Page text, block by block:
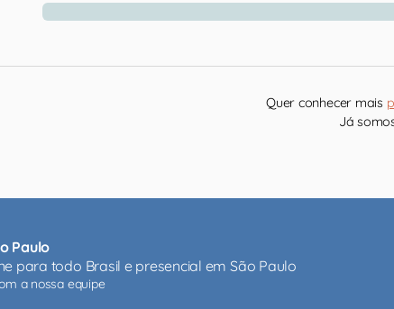
Quer conhecer mais
Já
Paulo
para todo Brasil e presencial em São Paulo
a nossa equipe